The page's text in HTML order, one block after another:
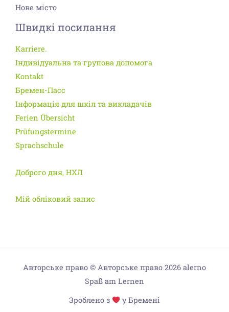
Нове місто
Швидкі посилання
Karriere.
Індивідуальна та групова допомога
Kontakt
Бремен-Пасс
Інформація для шкіл та викладачів
Ferien Übersicht
Prüfungstermine
Sprachschule
Доброго дня, НХЛ
Мій обліковий запис
Авторське право © Авторське право 2026 alerno
Spaß am Lernen
Зроблено з
у Бремені